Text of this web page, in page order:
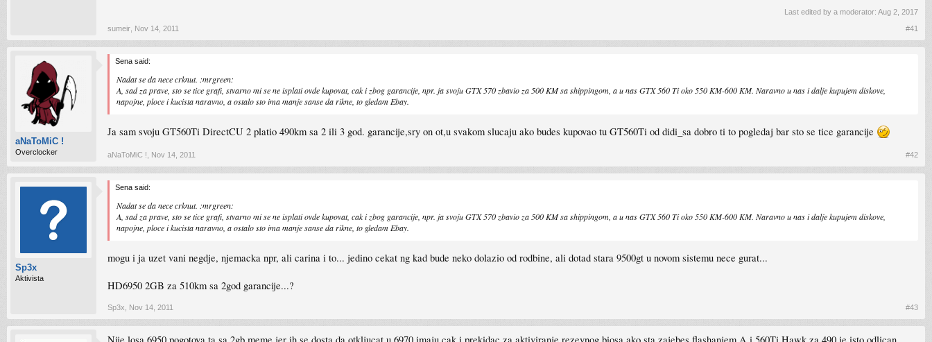
Last edited by a moderator: Aug 2, 2017
sumeir Nov 14, 2011 #41
aNaToMiC !
Overclocker
Sena said:
Nadat se da nece crknut. :mrgreen:
A, sad za prave, sto se tice grafi, stvarno mi se ne isplati ovde kupovat, cak i zbog garancije, npr. ja svoju GTX 570 zbavio za 500 KM sa shippingom, a u nas GTX 560 Ti oko 550 KM-600 KM. Naravno u nas i dalje kupujem diskove,
napojne, ploce i kucista naravno, a ostalo sto ima manje sanse da rikne, to gledam Ebay.
Ja sam svoju GT560Ti DirectCU 2 platio 490km sa 2 ili 3 god. garancije,sry on ot,u svakom slucaju ako budes kupovao tu GT560Ti od didi_sa dobro ti to pogledaj bar sto se tice garancije
aNaToMiC ! Nov 14, 2011 #42
Sp3x
Aktivista
Sena said:
Nadat se da nece crknut. :mrgreen:
A, sad za prave, sto se tice grafi, stvarno mi se ne isplati ovde kupovat, cak i zbog garancije, npr. ja svoju GTX 570 zbavio za 500 KM sa shippingom, a u nas GTX 560 Ti oko 550 KM-600 KM. Naravno u nas i dalje kupujem diskove,
napojne, ploce i kucista naravno, a ostalo sto ima manje sanse da rikne, to gledam Ebay.
mogu i ja uzet vani negdje, njemacka npr, ali carina i to... jedino cekat ng kad bude neko dolazio od rodbine, ali dotad stara 9500gt u novom sistemu nece gurat...
HD6950 2GB za 510km sa 2god garancije...?
Sp3x Nov 14, 2011 #43